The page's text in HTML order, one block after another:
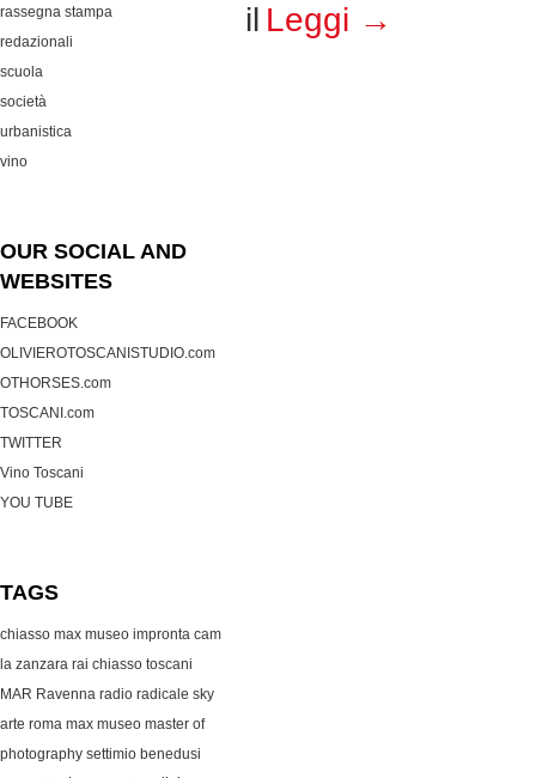
rassegna stampa
redazionali
scuola
società
urbanistica
vino
OUR SOCIAL AND
WEBSITES
FACEBOOK
OLIVIEROTOSCANISTUDIO.com
OTHORSES.com
TOSCANI.com
TWITTER
Vino Toscani
YOU TUBE
TAGS
chiasso max museo impronta cam
la zanzara rai chiasso toscani
MAR Ravenna radio radicale sky
arte roma max museo master of
photography settimio benedusi
il Leggi →